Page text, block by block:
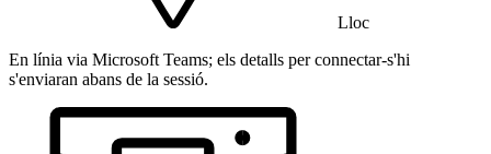
Lloc
En línia via Microsoft Teams; els detalls per connectar-s'hi
s'enviaran abans de la sessió.